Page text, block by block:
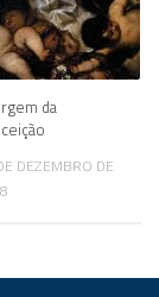
da
DEZEMBRO DE